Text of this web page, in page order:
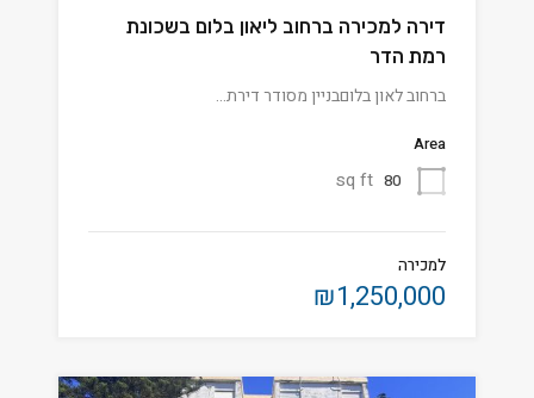
דירה למכירה ברחוב ליאון בלום בשכונת
רמת הדר
ברחוב לאון בלוםבניין מסודר דירת…
Area
80
sq ft
למכירה
₪1,250,000